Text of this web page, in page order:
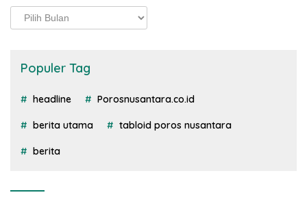
Arsip
Populer Tag
headline Porosnusantara.co.id
berita utama tabloid poros nusantara
berita